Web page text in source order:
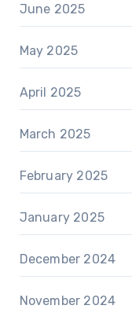
June 2025
May 2025
April 2025
March 2025
February 2025
January 2025
December 2024
November 2024